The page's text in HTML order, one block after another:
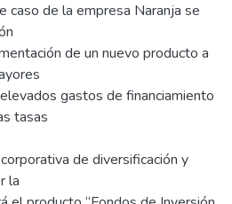
caso de la empresa Naranja se
de un nuevo producto a
gastos de financiamiento
tasas
de diversificación y
la